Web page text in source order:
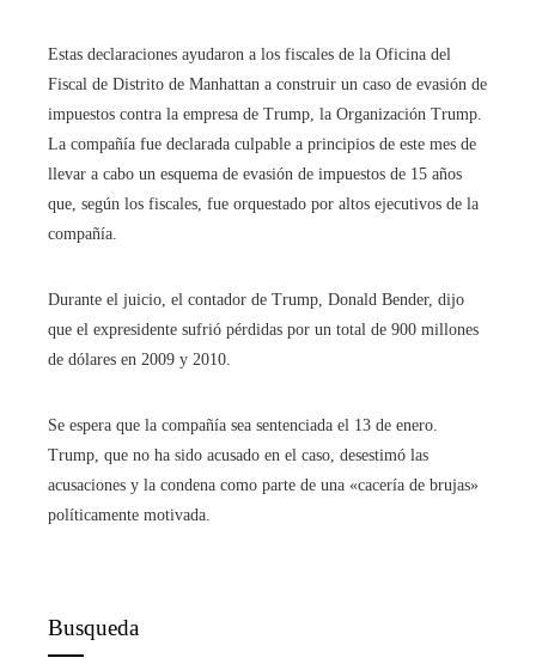
Estas declaraciones ayudaron a los fiscales de la Oficina del
Fiscal de Distrito de Manhattan a construir un caso de evasión de
impuestos contra la empresa de Trump, la Organización Trump.
La compañía fue declarada culpable a principios de este mes de
llevar a cabo un esquema de evasión de impuestos de 15 años
que, según los fiscales, fue orquestado por altos ejecutivos de la
compañía.
Durante el juicio, el contador de Trump, Donald Bender, dijo
que el expresidente sufrió pérdidas por un total de 900 millones
de dólares en 2009 y 2010.
Se espera que la compañía sea sentenciada el 13 de enero.
Trump, que no ha sido acusado en el caso, desestimó las
acusaciones y la condena como parte de una «cacería de brujas»
políticamente motivada.
Busqueda